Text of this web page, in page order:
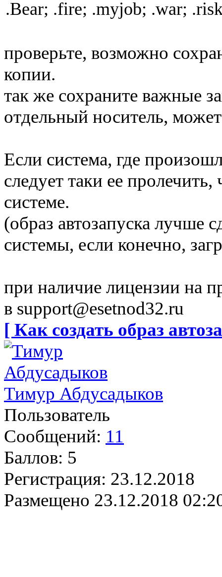
.Bear; .fire; .myjob; .war;
проверьте, возможно
копии.
так же сохраните важные
отдельный носитель,
Если система, где
следует таки ее
системе.
(образ автозапуска лучше
системы, если конечно,
при наличие лицензии на
в support@esetnod32.ru
[ Как создать образ
Тимур Абдусадыков
Пользователь
Сообщений: 11
Баллов: 5
Регистрация: 23.12.2018
Размещено 23.12.2018